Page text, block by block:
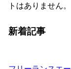
トはありません。
新着記事